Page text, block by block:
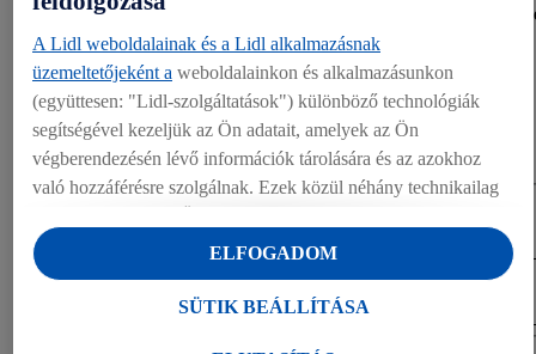
https://www.pwc.com/hu/hu/sajtoszoba/2022/
Sajtókapcsolat
Lidl sajtóosztály
sajto@lidl.hu
LETÖLTÉS (168.55 KB)
A Lidl weboldalainak és a Lidl alkalmazásnak
üzemeltetőjeként a weboldalainkon és alkalmazásunkon
(együttesen: "Lidl-szolgáltatások") különböző technológiák
segítségével kezeljük az Ön adatait, amelyek az Ön
végberendezésén lévő információk tárolására és az azokhoz
való hozzáférésre szolgálnak. Ezek közül néhány technikailag
kényelmes beállításokhoz, statisztikák összeállításához vagy a
Lidl szolgáltatásokon belül és kívül személyre szabott
hirdetésekhez. Ha Ön a Lidl Plus program résztvevője, bolti
SÜTIK BEÁLLÍTÁSA
ELFOGADOM